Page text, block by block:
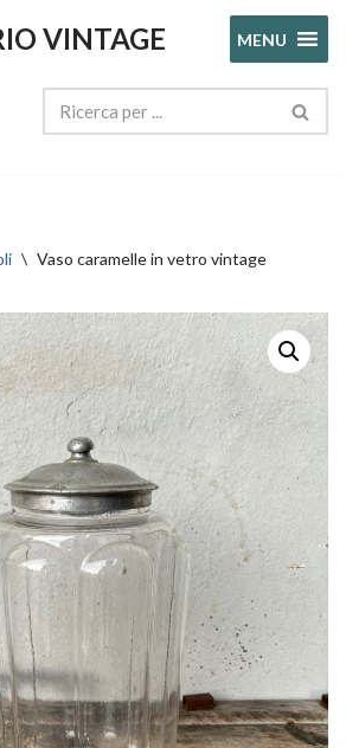
VINTAGE MENU
\ Vaso caramelle in vetro vintage